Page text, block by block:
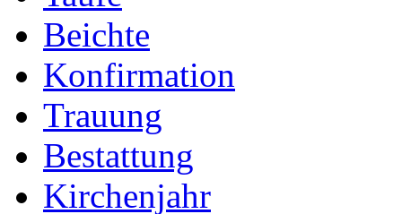
Beichte
Konfirmation
Trauung
Bestattung
Kirchenjahr